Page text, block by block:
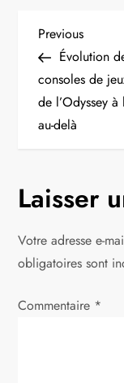
N
a
v
g
a
t
i
Previous
Post
Previous
Évolution
consoles de
de l’Odyssey
au-delà
Laisser
Votre adresse e-
obligatoires sont
Commentaire *